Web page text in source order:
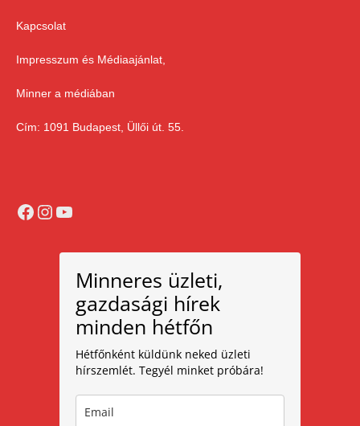
Kapcsolat
Impresszum és Médiaajánlat,
Minner a médiában
Cím: 1091 Budapest, Üllői út. 55.
Facebook
Instagram
YouTube
Minneres üzleti,
gazdasági hírek
minden hétfőn
Hétfőnként küldünk neked üzleti
hírszemlét. Tegyél minket próbára!